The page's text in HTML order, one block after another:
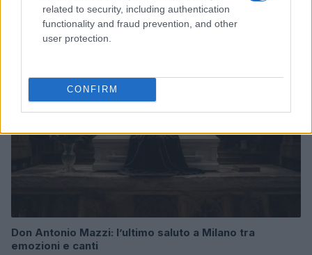
related to security, including authentication
functionality and fraud prevention, and other
user protection.
CONFIRM
Alessandro Tassinari · 7 Ago 2026
NEWS
Don Antonio Mazzi: l’ultimo saluto a Milano tra
emozioni e canti